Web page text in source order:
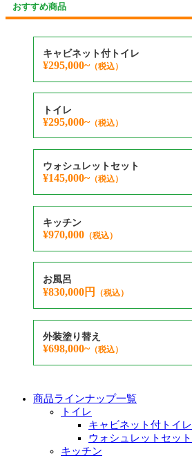
おすすめ商品
キャビネット付トイレ
¥295,000~（税込）
トイレ
¥295,000~（税込）
ウォシュレットセット
¥145,000~（税込）
キッチン
¥970,000（税込）
お風呂
¥830,000円 （税込）
外装塗り替え
¥698,000~（税込）
商品ラインナップ一覧
トイレ
キャビネット付トイレ
ウォシュレットセット
キッチン